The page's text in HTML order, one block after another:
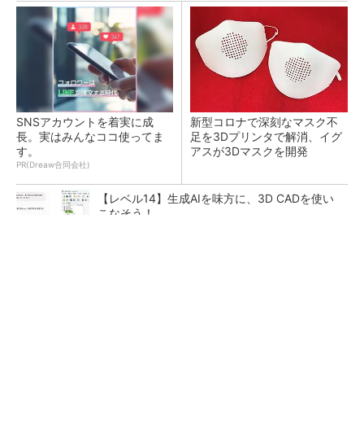
SNSアカウントを着実に成
長。実はみんなココ使ってま
す。
PR(Dreaw合同会社)
新型コロナで深刻なマスク不
足を3Dプリンタで解消、イグ
アスが3Dマスクを開発
【レベル14】生成AIを味方に、3D CADを使い
こなそう！